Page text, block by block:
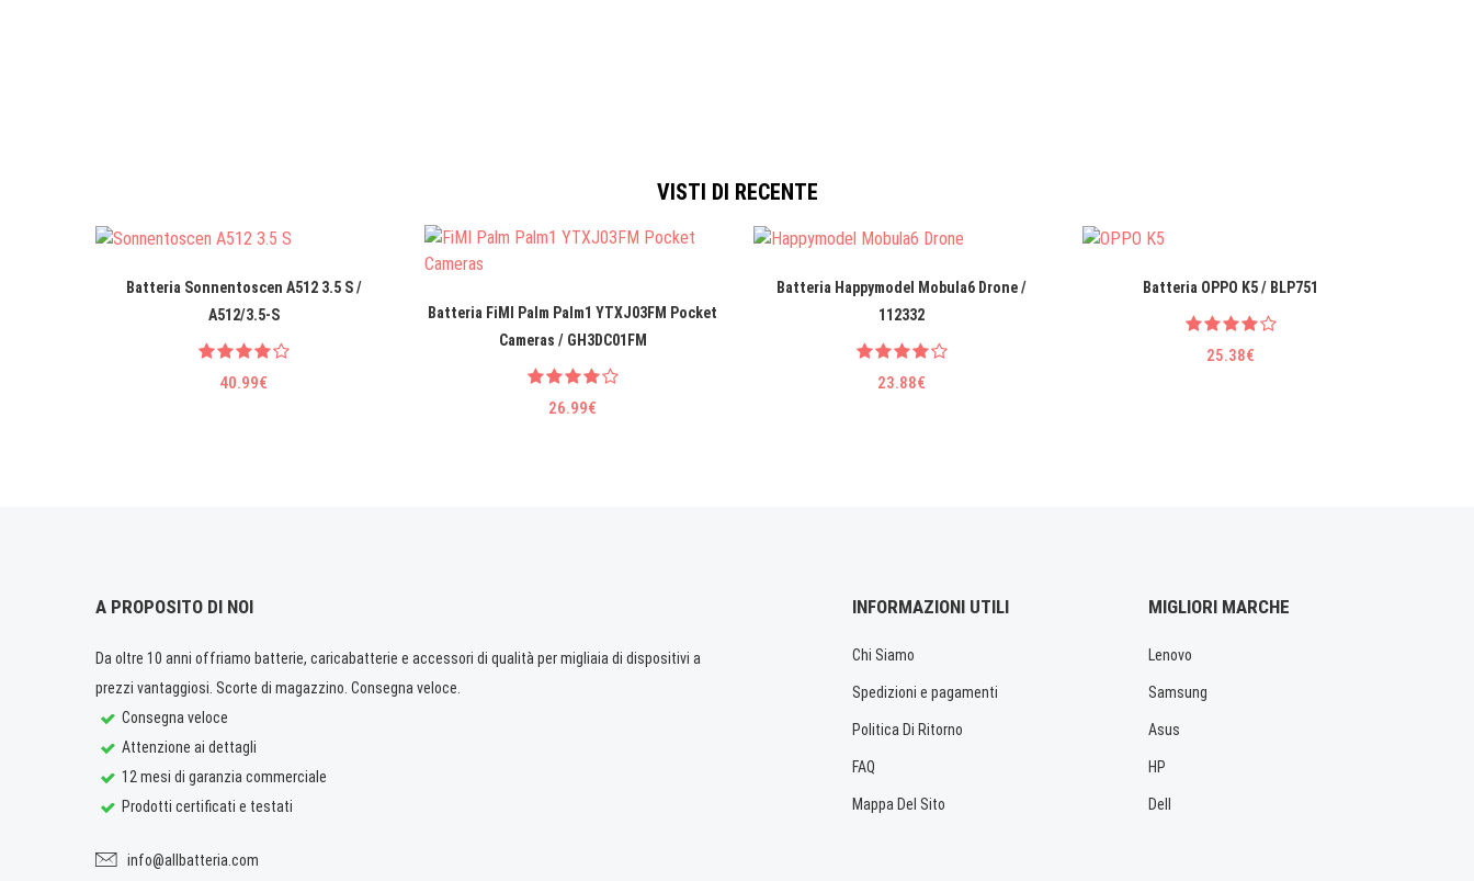
VISTI DI RECENTE
Batteria Sonnentoscen A512 3.5 S /
A512/3.5-S
40.99€
Batteria FiMI Palm Palm1 YTXJ03FM Pocket
Cameras / GH3DC01FM
26.99€
Batteria Happymodel Mobula6 Drone /
112332
23.88€
Batteria OPPO K5 / BLP751
25.38€
A PROPOSITO DI NOI
Da oltre 10 anni offriamo batterie, caricabatterie e accessori di qualità per migliaia di dispositivi a
prezzi vantaggiosi. Scorte di magazzino. Consegna veloce.
Consegna veloce
Attenzione ai dettagli
12 mesi di garanzia commerciale
Prodotti certificati e testati
info@allbatteria.com
INFORMAZIONI UTILI
Chi Siamo
Spedizioni e pagamenti
Politica Di Ritorno
FAQ
Mappa Del Sito
MIGLIORI MARCHE
Lenovo
Samsung
Asus
HP
Dell